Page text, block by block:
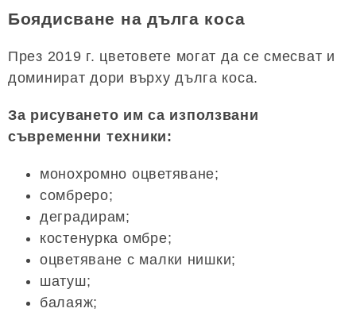
Боядисване на дълга коса
През 2019 г. цветовете могат да се смесват и
доминират дори върху дълга коса.
За рисуването им са използвани
съвременни техники:
монохромно оцветяване;
сомбреро;
деградирам;
костенурка омбре;
оцветяване с малки нишки;
шатуш;
балаяж;